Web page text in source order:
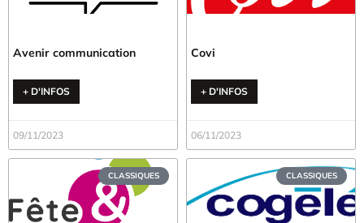
Avenir communication
+ D'INFOS
09/11/2023
Covi
+ D'INFOS
06/11/2023
CLASSIQUES CLASSIQUES